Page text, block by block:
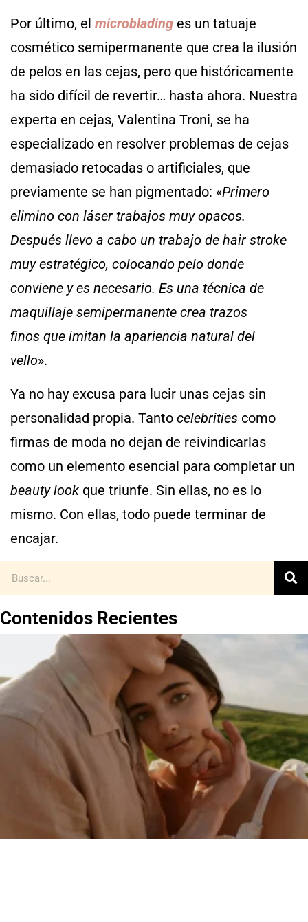
Por último, el microblading es un tatuaje
cosmético semipermanente que crea la ilusión
de pelos en las cejas, pero que históricamente
ha sido difícil de revertir… hasta ahora. Nuestra
experta en cejas, Valentina Troni, se ha
especializado en resolver problemas de cejas
demasiado retocadas o artificiales, que
previamente se han pigmentado: «Primero
elimino con láser trabajos muy opacos.
Después llevo a cabo un trabajo de hair stroke
muy estratégico, colocando pelo donde
conviene y es necesario. Es una técnica de
maquillaje semipermanente crea trazos
finos que imitan la apariencia natural del
vello».
Ya no hay excusa para lucir unas cejas sin
personalidad propia. Tanto celebrities como
firmas de moda no dejan de reivindicarlas
como un elemento esencial para completar un
beauty look que triunfe. Sin ellas, no es lo
mismo. Con ellas, todo puede terminar de
encajar.
Contenidos Recientes